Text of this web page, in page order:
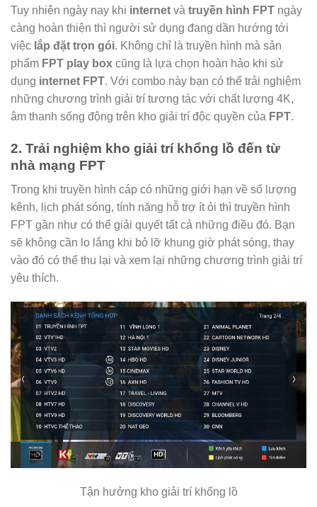
Tuy nhiên ngày nay khi internet và truyền hình FPT ngày
càng hoàn thiện thì người sử dụng đang dần hướng tới
việc lắp đặt trọn gói. Không chỉ là truyền hình mà sản
phẩm FPT play box cũng là lựa chọn hoàn hảo khi sử
dụng internet FPT. Với combo này bạn có thể trải nghiệm
những chương trình giải trí tương tác với chất lượng 4K,
âm thanh sống động trên kho giải trí độc quyền của FPT.
2. Trải nghiệm kho giải trí khổng lồ đến từ
nhà mạng FPT
Trong khi truyền hình cáp có những giới hạn về số lượng
kênh, lịch phát sóng, tính năng hỗ trợ ít ỏi thì truyền hình
FPT gần như có thể giải quyết tất cả những điều đó. Bạn
sẽ không cần lo lắng khi bỏ lỡ khung giờ phát sóng, thay
vào đó có thể thu lại và xem lại những chương trình giải trí
yêu thích.
Tận hưởng kho giải trí khổng lồ